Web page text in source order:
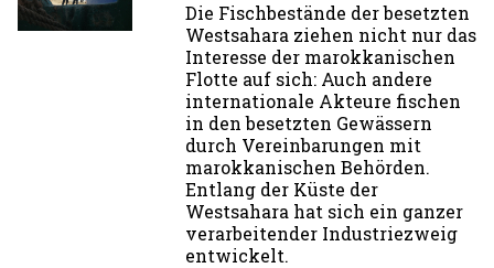
Die Fischbestände der besetzten
Westsahara ziehen nicht nur das
Interesse der marokkanischen
Flotte auf sich: Auch andere
internationale Akteure fischen
in den besetzten Gewässern
durch Vereinbarungen mit
marokkanischen Behörden.
Entlang der Küste der
Westsahara hat sich ein ganzer
verarbeitender Industriezweig
entwickelt.